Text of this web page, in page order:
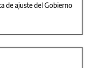
de ajuste del Gobierno